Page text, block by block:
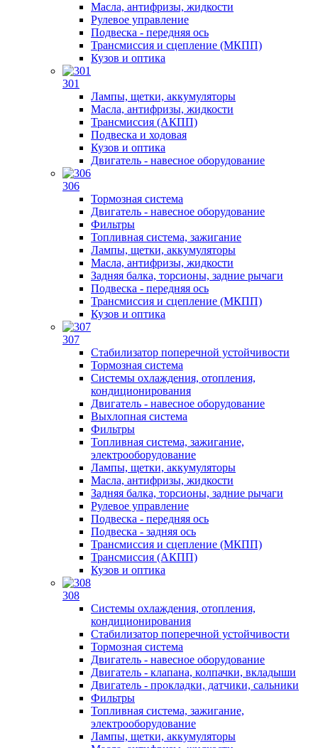
Масла, антифризы, жидкости
Рулевое управление
Подвеска - передняя ось
Трансмиссия и сцепление (МКПП)
Кузов и оптика
301
Лампы, щетки, аккумуляторы
Масла, антифризы, жидкости
Трансмиссия (АКПП)
Подвеска и ходовая
Кузов и оптика
Двигатель - навесное оборудование
306
Тормозная система
Двигатель - навесное оборудование
Фильтры
Топливная система, зажигание
Лампы, щетки, аккумуляторы
Масла, антифризы, жидкости
Задняя балка, торсионы, задние рычаги
Подвеска - передняя ось
Трансмиссия и сцепление (МКПП)
Кузов и оптика
307
Стабилизатор поперечной устойчивости
Тормозная система
Системы охлаждения, отопления,
кондиционирования
Двигатель - навесное оборудование
Выхлопная система
Фильтры
Топливная система, зажигание,
электрооборудование
Лампы, щетки, аккумуляторы
Масла, антифризы, жидкости
Задняя балка, торсионы, задние рычаги
Рулевое управление
Подвеска - передняя ось
Подвеска - задняя ось
Трансмиссия и сцепление (МКПП)
Трансмиссия (АКПП)
Кузов и оптика
308
Системы охлаждения, отопления,
кондиционирования
Стабилизатор поперечной устойчивости
Тормозная система
Двигатель - навесное оборудование
Двигатель - клапана, колпачки, вкладыши
Двигатель - прокладки, датчики, сальники
Фильтры
Топливная система, зажигание,
электрооборудование
Лампы, щетки, аккумуляторы